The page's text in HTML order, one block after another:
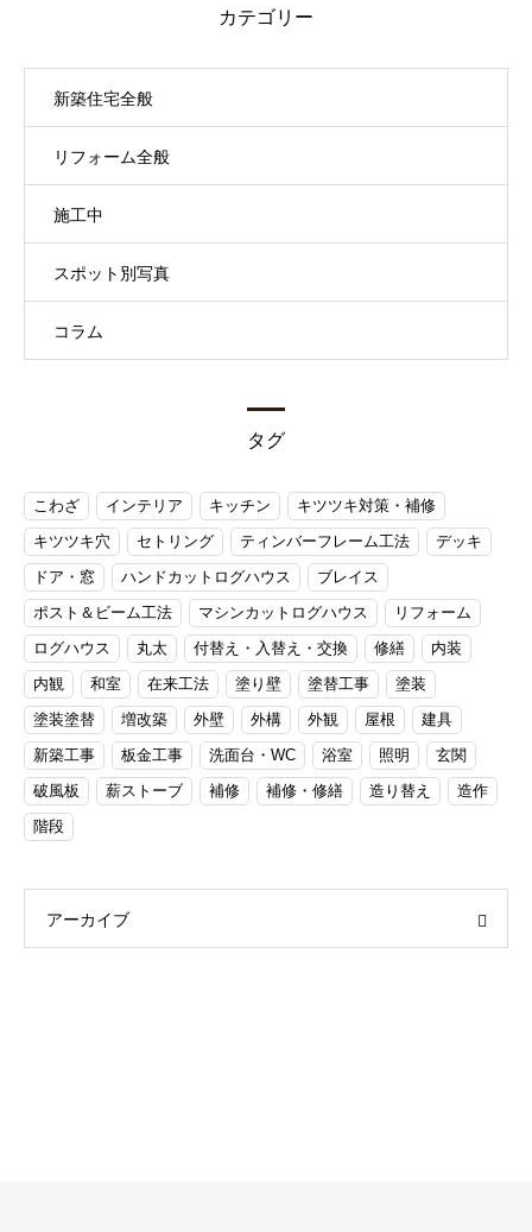
カテゴリー
新築住宅全般
リフォーム全般
施工中
スポット別写真
コラム
タグ
こわざ インテリア キッチン
キツツキ対策・補修
キツツキ穴
セトリング ティンバーフレーム工法
デッキ
ドア・窓
ハンドカットログハウス
ブレイス
ポスト＆ビーム工法
マシンカットログハウス
リフォーム
ログハウス
丸太 付替え・入替え・交換 修繕
内装
内観
和室 在来工法 塗り壁 塗替工事
塗装
塗装塗替
増改築 外壁 外構 外観 屋根
建具
新築工事
板金工事 洗面台・WC 浴室 照明
玄関
破風板
薪ストーブ 補修 補修・修繕 造り替え
造作
階段
アーカイブ